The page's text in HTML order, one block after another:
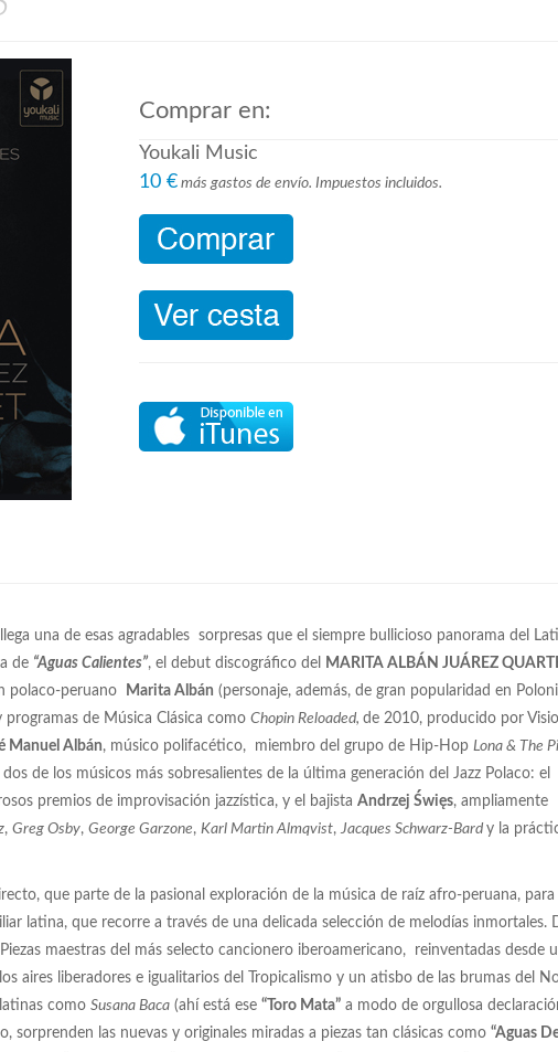
Comprar en:
Youkali Music
10 € más gastos de envío. Impuestos incluidos.
una de esas agradables sorpresas que el siempre bullicioso panorama del
de “Aguas Calientes”, el debut discográfico del MARITA ALBÁN JUÁREZ
polaco-peruano
Marita Albán (personaje, además, de gran popularidad en
de Música Clásica como Chopin Reloaded, de 2010, producido por
Manuel Albán, músico polifacético, miembro del grupo de Hip-Hop Lona & The
de los músicos más sobresalientes de la última generación del Jazz Polaco: el
premios de improvisación jazzística, y el bajista Andrzej Święs, ampliamente
, Greg Osby, George Garzone, Karl Martin Almqvist, Jacques Schwarz-Bard y la
que parte de la pasional exploración de la música de raíz afro-peruana, para
latina, que recorre a través de una delicada selección de melodías inmortales.
maestras del más selecto cancionero iberoamericano, reinventadas desde
aires liberadores e igualitarios del Tropicalismo y un atisbo de las brumas del
como Susana Baca (ahí está ese “Toro Mata” a modo de orgullosa
sorprenden las nuevas y originales miradas a piezas tan clásicas como “Aguas